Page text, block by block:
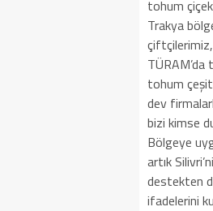
tohum
Trakya
TÜRAM’da
tohum
dev
bizi kimse
Bölgeye
artık
destekten
ifadelerini